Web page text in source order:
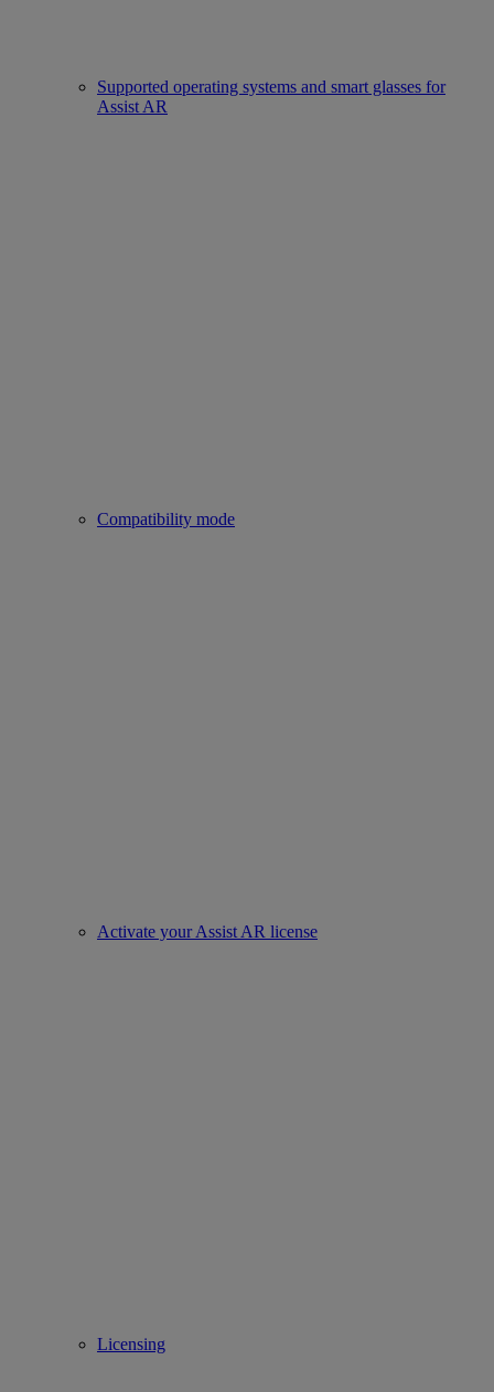
Supported operating systems and smart glasses for
Assist AR
Compatibility mode
Activate your Assist AR license
Licensing